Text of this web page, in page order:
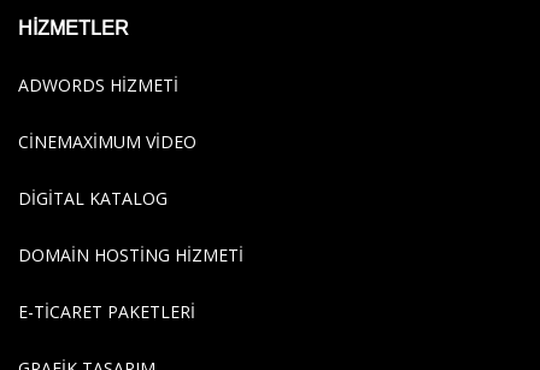
HİZMETLER
ADWORDS HIZMETI
CINEMAXIMUM VIDEO
DIGITAL KATALOG
DOMAIN HOSTING HIZMETI
E-TICARET PAKETLERI